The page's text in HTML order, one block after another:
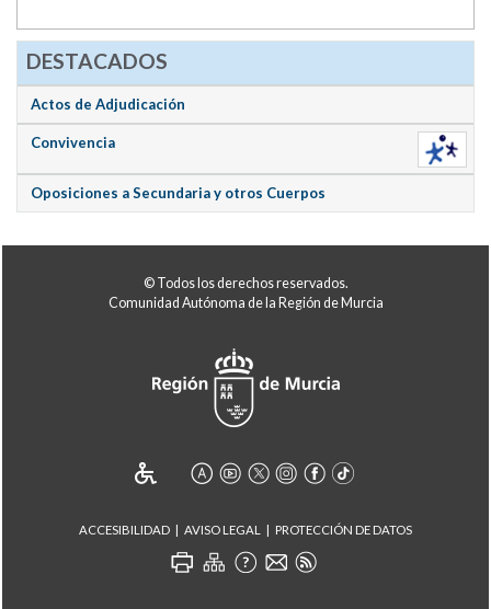
DESTACADOS
Actos de Adjudicación
Convivencia
Oposiciones a Secundaria y otros Cuerpos
© Todos los derechos reservados.
Comunidad Autónoma de la Región de Murcia
ACCESIBILIDAD AVISO LEGAL PROTECCIÓN DE DATOS